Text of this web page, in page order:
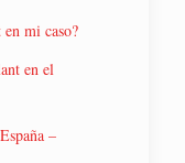
mi caso?
en el
–